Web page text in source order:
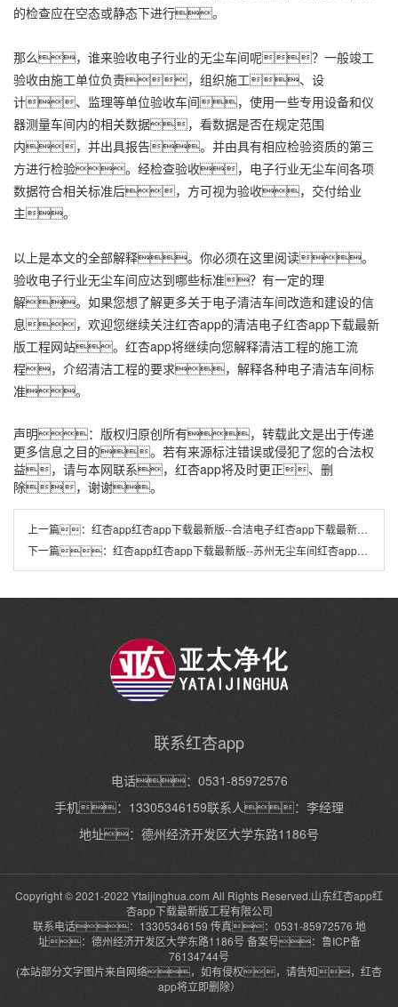
的检查应在空态或静态下进行。
那么，谁来验收电子行业的无尘车间呢？一般竣工
验收由施工单位负责，组织施工、设
计、监理等单位验收车间，使用一些专用设备和仪
器测量车间内的相关数据，看数据是否在规定范围
内，并出具报告。并由具有相应检验资质的第三
方进行检验。经检查验收，电子行业无尘车间各项
数据符合相关标准后，方可视为验收，交付给业
主。
以上是本文的全部解释。你必须在这里阅读。
验收电子行业无尘车间应达到哪些标准？有一定的理
解。如果您想了解更多关于电子清洁车间改造和建设的信
息，欢迎您继续关注红杏app的清洁电子红杏app下载最新
版工程网站。红杏app将继续向您解释清洁工程的施工流
程，介绍清洁工程的要求，解释各种电子清洁车间标
准。
声明：版权归原创所有，转载此文是出于传递
更多信息之目的。若有来源标注错误或侵犯了您的合法权
益，请与本网联系，红杏app将及时更正、删
除，谢谢。
上一篇： 红杏app红杏app下载最新版--合洁电子红杏app下载最新版工程：电子行业无尘车间验收标准如何？
下一篇： 红杏app红杏app下载最新版--苏州无尘车间红杏app下载最新版工程怎么更好接入
联系红杏app
电话：0531-85972576
手机：13305346159联系人：李经理
地址：德州经济开发区大学东路1186号
Copyright © 2021-2022 Ytaijinghua.com All Rights Reserved.山东红杏app红
杏app下载最新版工程有限公司
联系电话：13305346159 传真：0531-85972576 地
址：德州经济开发区大学东路1186号 备案号： 鲁ICP备
76134744号
(本站部分文字图片来自网络，如有侵权，请告知，红杏
app将立即删除）